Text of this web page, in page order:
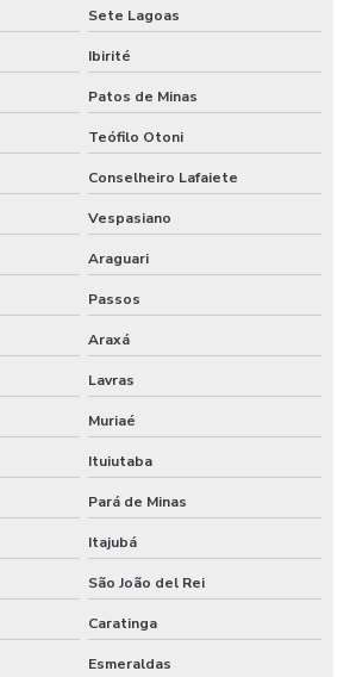
Indústria Em Minas Gerais
Com Glicerina Em Minas Gerais
Inox Vertical
Npt Horizontal Em São Paulo
Bi Partida
Instantânea Plástica Em Minas Gerais
Em Minas Gerais
Sete Lagoas
Ibirité
Patos de Minas
Teófilo Otoni
Conselheiro Lafaiete
Vespasiano
Araguari
Passos
Araxá
Lavras
Muriaé
Ituiutaba
Pará de Minas
Itajubá
São João del Rei
Caratinga
Esmeraldas